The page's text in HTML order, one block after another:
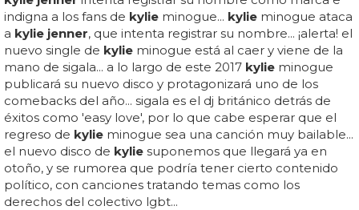
indigna a los fans de kylie minogue... kylie minogue ataca
a kylie jenner, que intenta registrar su nombre... ¡alerta! el
nuevo single de kylie minogue está al caer y viene de la
mano de sigala... a lo largo de este 2017 kylie minogue
publicará su nuevo disco y protagonizará uno de los
comebacks del año... sigala es el dj británico detrás de
éxitos como 'easy love', por lo que cabe esperar que el
regreso de kylie minogue sea una canción muy bailable...
el nuevo disco de kylie suponemos que llegará ya en
otoño, y se rumorea que podría tener cierto contenido
político, con canciones tratando temas como los
derechos del colectivo lgbt...